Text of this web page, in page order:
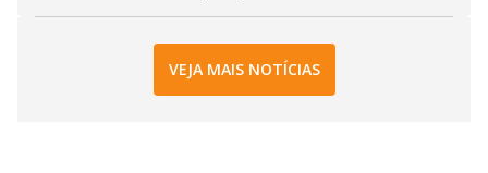
VEJA MAIS NOTÍCIAS